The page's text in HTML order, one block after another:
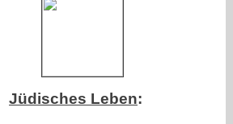
Jüdisches Leben: